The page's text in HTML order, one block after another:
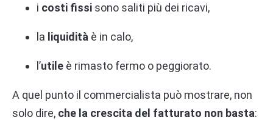
i costi fissi sono saliti più dei ricavi,
la liquidità è in calo,
l’utile è rimasto fermo o peggiorato.
A quel punto il commercialista può mostrare, non
solo dire, che la crescita del fatturato non basta: